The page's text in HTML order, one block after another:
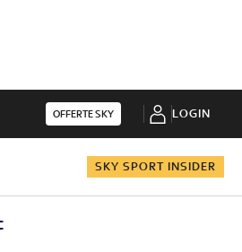
OFFERTE SKY LOGIN
SKY SPORT INSIDER